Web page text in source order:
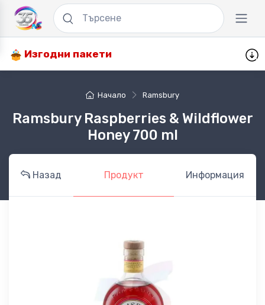
Изгодни пакети
Начало Ramsbury
Ramsbury Raspberries & Wildflower
Honey 700 ml
Назад Продукт Информация